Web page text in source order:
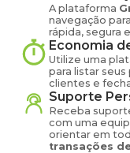
A plataforma
navegação
rápida, segura
Economia
Utilize uma
para listar
clientes e
Suporte
Receba
com uma
orientar em
transações